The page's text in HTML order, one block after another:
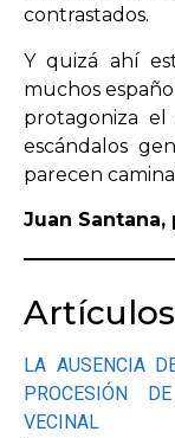
contrastados.
Y quizá ahí
muchos
protagoniza
escándalos
parecen
Juan
LA AUSENCIA
PROCESIÓN
VECINAL